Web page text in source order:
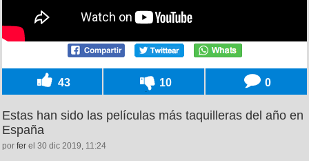
43 10 0
Estas han sido las películas más taquilleras del año en
España
por fer el 30 dic 2019, 11:24